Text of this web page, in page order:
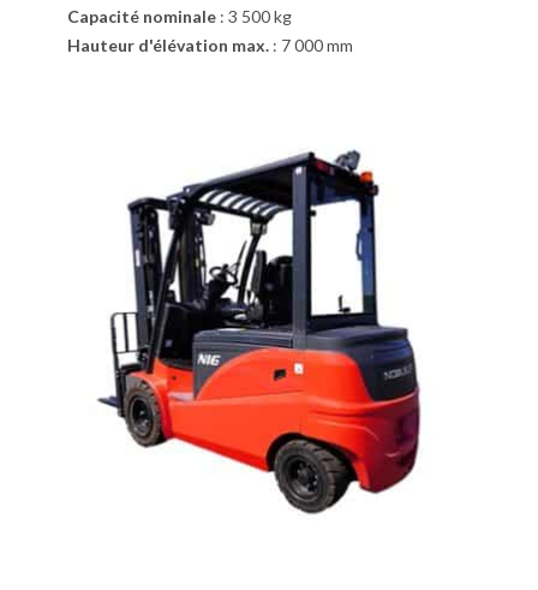
Capacité nominale : 3 500 kg
Hauteur d'élévation max. : 7 000 mm